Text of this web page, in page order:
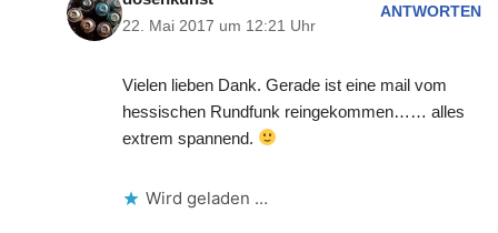
22. Mai 2017 um 12:21 Uhr
ANTWORTEN
Vielen lieben Dank. Gerade ist eine mail vom
hessischen Rundfunk reingekommen…… alles
extrem spannend.
Wird geladen …